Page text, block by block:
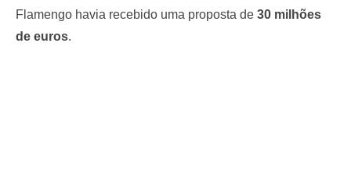
Flamengo havia recebido uma proposta de 30 milhões
de euros.